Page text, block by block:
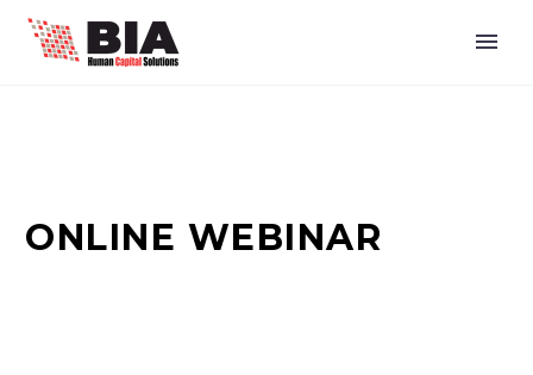
ONLINE WEBINAR